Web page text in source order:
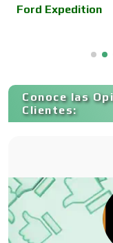
Ford Expedition
Conoce las
Clientes: